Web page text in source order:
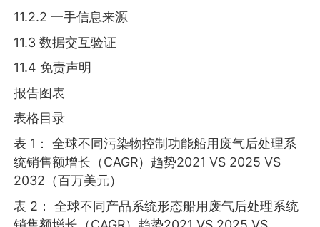
11.2.2 一手信息来源
11.3 数据交互验证
11.4 免责声明
报告图表
表格目录
表 1： 全球不同污染物控制功能船用废气后处理系
统销售额增长（CAGR）趋势2021 VS 2025 VS
2032（百万美元）
表 2： 全球不同产品系统形态船用废气后处理系统